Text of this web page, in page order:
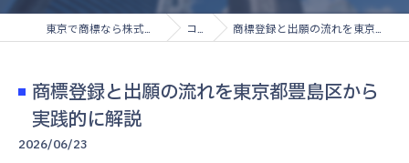
コラム 商標登録と出願の流れを東京都豊島区から実践的に解説
商標登録と出願の流れを東京都豊島区から
実践的に解説
2026/06/23